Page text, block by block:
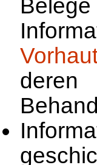
deren